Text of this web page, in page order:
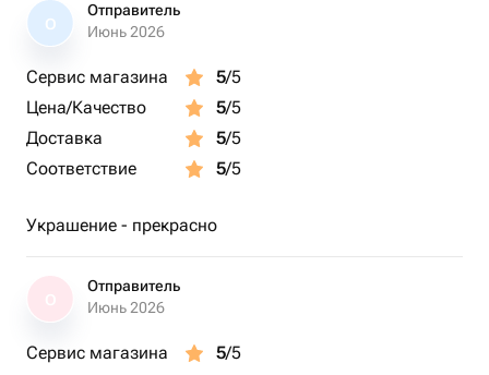
О
Отправитель
Июнь 2026
Сервис магазина 5/5
Цена/Качество
5/5
Доставка
5/5
Соответствие
5/5
Украшение - прекрасно
Отправитель
Июнь 2026
Сервис магазина 5/5